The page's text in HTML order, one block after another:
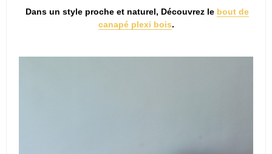
Dans un style proche et naturel, Découvrez le bout de
canapé plexi bois.